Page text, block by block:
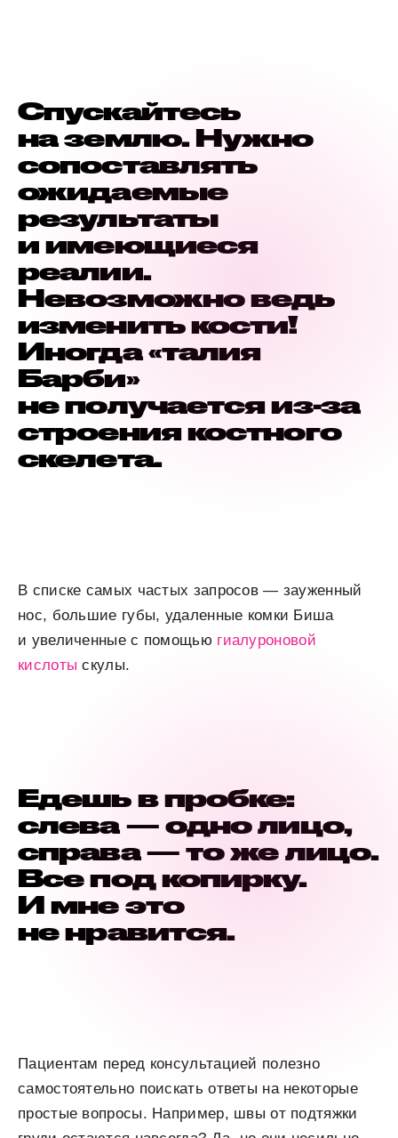
Спускайтесь
на землю. Нужно
сопоставлять
ожидаемые
результаты
и имеющиеся
реалии.
Невозможно ведь
изменить кости!
Иногда «талия
Барби»
не получается из-за
строения костного
скелета.
В списке самых частых запросов — зауженный
нос, большие губы, удаленные комки Биша
и увеличенные с помощью гиалуроновой
кислоты скулы.
Едешь в пробке:
слева — одно лицо,
справа — то же лицо.
Все под копирку.
И мне это
не нравится.
Пациентам перед консультацией полезно
самостоятельно поискать ответы на некоторые
простые вопросы. Например, швы от подтяжки